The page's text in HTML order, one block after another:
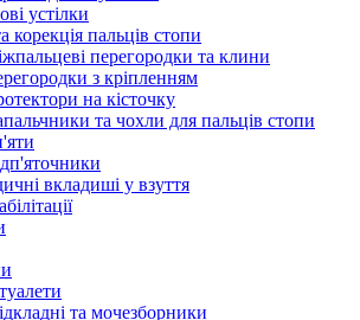
устілки
корекція пальців стопи
перегородки та клини
з кріпленням
на кісточку
та чохли для пальців стопи
вкладиші у взуття
та мочезборники